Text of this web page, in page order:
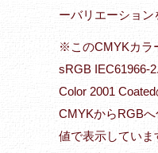
ーバリエーション
※このCMYKカラ
sRGB IEC61966-
Color 2001
CMYKからRGB
値で表示してい